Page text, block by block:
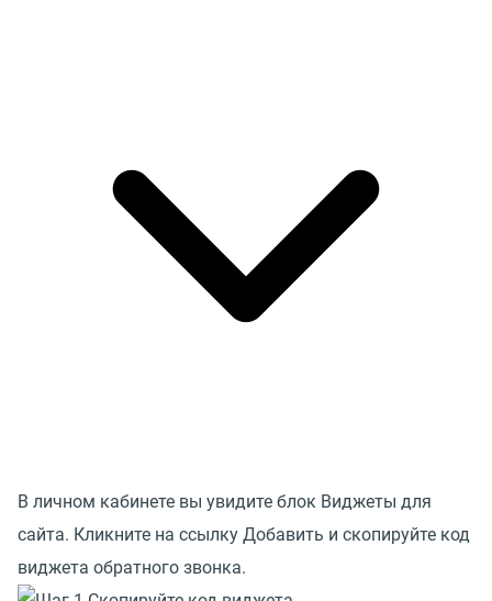
В личном кабинете вы увидите блок Виджеты для
сайта. Кликните на ссылку Добавить и скопируйте код
виджета обратного звонка.